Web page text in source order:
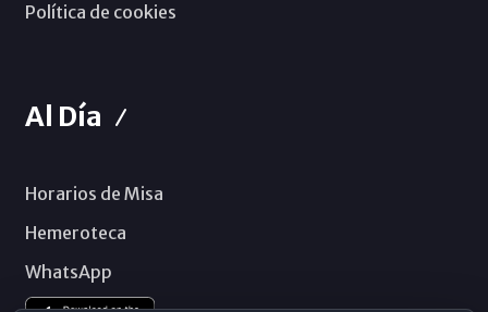
Política de cookies
Al Día
Horarios de Misa
Hemeroteca
WhatsApp